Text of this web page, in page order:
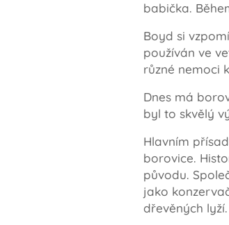
babička.
Boyd si
používán ve
různé nemoci
Dnes má
byl to skvělý
Hlavním
borovice.
původu.
jako
dřevěných lyží.